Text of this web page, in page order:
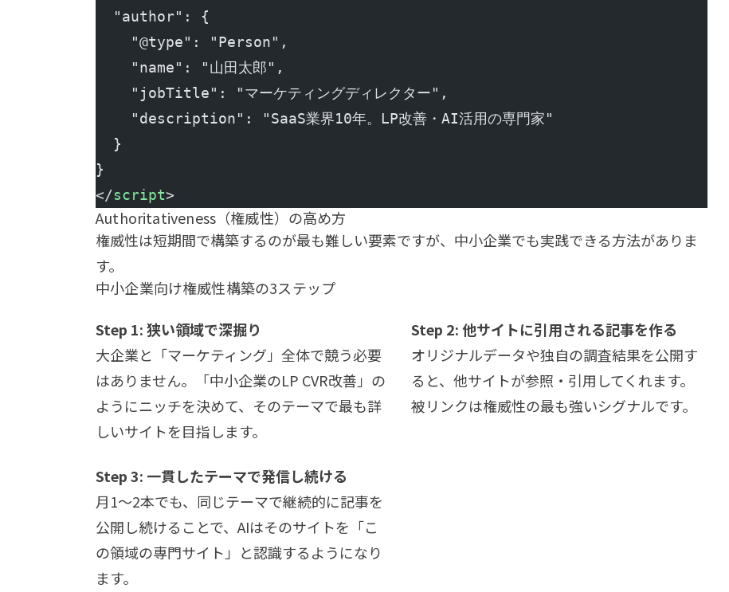
  "author": {
    "@type": "Person",
    "name": "山田太郎",
    "jobTitle": "マーケティングディレクター",
    "description": "SaaS業界10年。LP改善・AI活用の専門家"
  }
}
</script>
Authoritativeness（権威性）の高め方
権威性は短期間で構築するのが最も難しい要素ですが、中小企業でも実践できる方法がありま
す。
中小企業向け権威性構築の3ステップ
Step 1: 狭い領域で深掘り
大企業と「マーケティング」全体で競う必要
はありません。「中小企業のLP CVR改善」の
ようにニッチを決めて、そのテーマで最も詳
しいサイトを目指します。
Step 2: 他サイトに引用される記事を作る
オリジナルデータや独自の調査結果を公開す
ると、他サイトが参照・引用してくれます。
被リンクは権威性の最も強いシグナルです。
Step 3: 一貫したテーマで発信し続ける
月1〜2本でも、同じテーマで継続的に記事を
公開し続けることで、AIはそのサイトを「こ
の領域の専門サイト」と認識するようになり
ます。